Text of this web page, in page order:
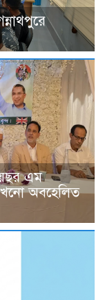
এম
অবহেলিত